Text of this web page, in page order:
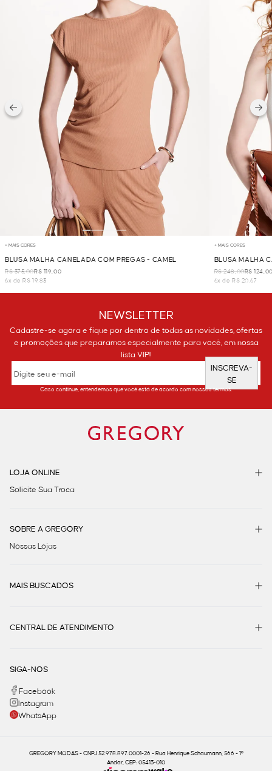
+ MAIS CORES
BLUSA MALHA CANELADA COM PREGAS - CAMEL
R$ 375,00R$ 119,00
6x de R$ 19,83
+ MAIS CORES
BLUSA MALHA
R$ 248,00R$
6x de R$ 20,67
NEWSLETTER
Cadastre-se agora e fique por dentro de todas as novidades, ofertas
e promoções que preparamos especialmente para você, em nossa
lista VIP!
INSCREVA-
SE
Caso continue, entendemos que você está de acordo com nossos termos.
LOJA ONLINE
Solicite Sua Troca
SOBRE A GREGORY
Nossas Lojas
MAIS BUSCADOS
CENTRAL DE ATENDIMENTO
SIGA-NOS
Facebook
Instagram
WhatsApp
GREGORY MODAS - CNPJ 52.978.897.0001-26 - Rua Henrique Schaumann, 566 - 1º
Andar, CEP: 05413-010